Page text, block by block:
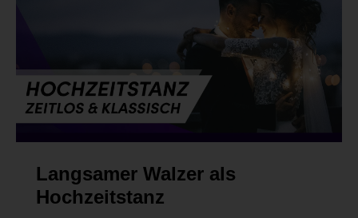
Langsamer Walzer als
Hochzeitstanz